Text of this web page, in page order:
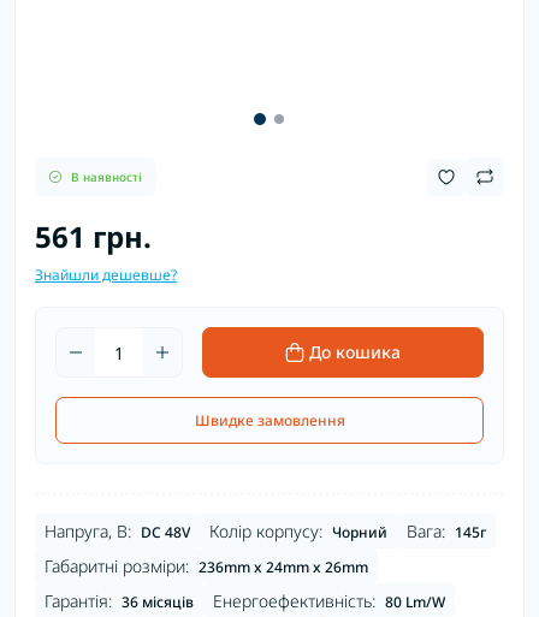
В наявності
561 грн.
Знайшли дешевше?
До кошика
Швидке замовлення
Напруга, В: DC 48V Колір корпусу: Чорний Вага: 145г
Габаритні розміри: 236mm x 24mm x 26mm
Гарантія: 36 місяців Енергоефективність: 80 Lm/W